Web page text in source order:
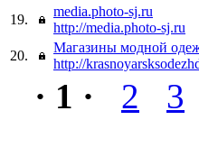
19.
media.photo-sj.ru
http://media.photo-sj.ru
20.
Магазины модной
http://
· 1 · 2 3